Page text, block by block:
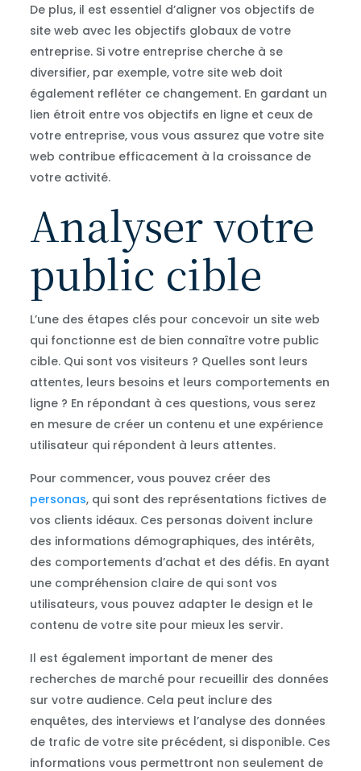
De plus, il est essentiel d’aligner vos objectifs de
site web avec les objectifs globaux de votre
entreprise. Si votre entreprise cherche à se
diversifier, par exemple, votre site web doit
également refléter ce changement. En gardant un
lien étroit entre vos objectifs en ligne et ceux de
votre entreprise, vous vous assurez que votre site
web contribue efficacement à la croissance de
votre activité.
Analyser votre
public cible
L’une des étapes clés pour concevoir un site web
qui fonctionne est de bien connaître votre public
cible. Qui sont vos visiteurs ? Quelles sont leurs
attentes, leurs besoins et leurs comportements en
ligne ? En répondant à ces questions, vous serez
en mesure de créer un contenu et une expérience
utilisateur qui répondent à leurs attentes.
Pour commencer, vous pouvez créer des
personas, qui sont des représentations fictives de
vos clients idéaux. Ces personas doivent inclure
des informations démographiques, des intérêts,
des comportements d’achat et des défis. En ayant
une compréhension claire de qui sont vos
utilisateurs, vous pouvez adapter le design et le
contenu de votre site pour mieux les servir.
Il est également important de mener des
recherches de marché pour recueillir des données
sur votre audience. Cela peut inclure des
enquêtes, des interviews et l’analyse des données
de trafic de votre site précédent, si disponible. Ces
informations vous permettront non seulement de